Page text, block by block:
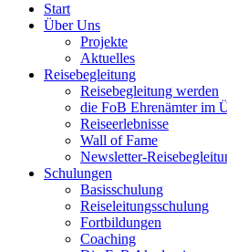
Start
Über Uns
Projekte
Aktuelles
Reisebegleitung
Reisebegleitung werden
die FoB Ehrenämter im
Reiseerlebnisse
Wall of Fame
Newsletter-
Schulungen
Basisschulung
Reiseleitungsschulung
Fortbildungen
Coaching